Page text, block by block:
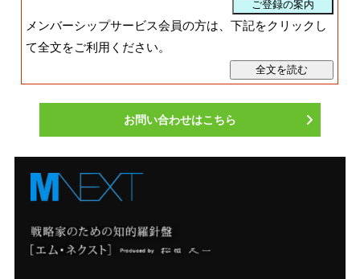
メンバーシップサービス会員の方は、下記をクリックし
て全文をご利用ください。
お問い合わせはこちら